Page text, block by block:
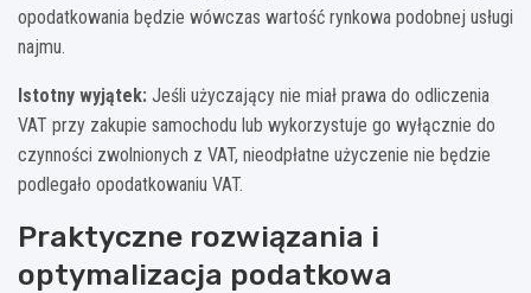
opodatkowania będzie wówczas wartość rynkowa podobnej usługi
najmu.
Istotny wyjątek: Jeśli użyczający nie miał prawa do odliczenia
VAT przy zakupie samochodu lub wykorzystuje go wyłącznie do
czynności zwolnionych z VAT, nieodpłatne użyczenie nie będzie
podlegało opodatkowaniu VAT.
Praktyczne rozwiązania i
optymalizacja podatkowa